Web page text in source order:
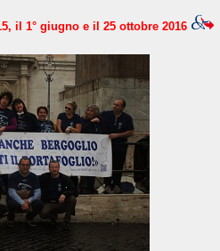
il 1° giugno e il 25 ottobre 2016